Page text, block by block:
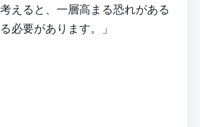
えると、一層高まる恐れがある
必要があります。」